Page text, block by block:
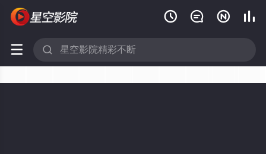
   
 